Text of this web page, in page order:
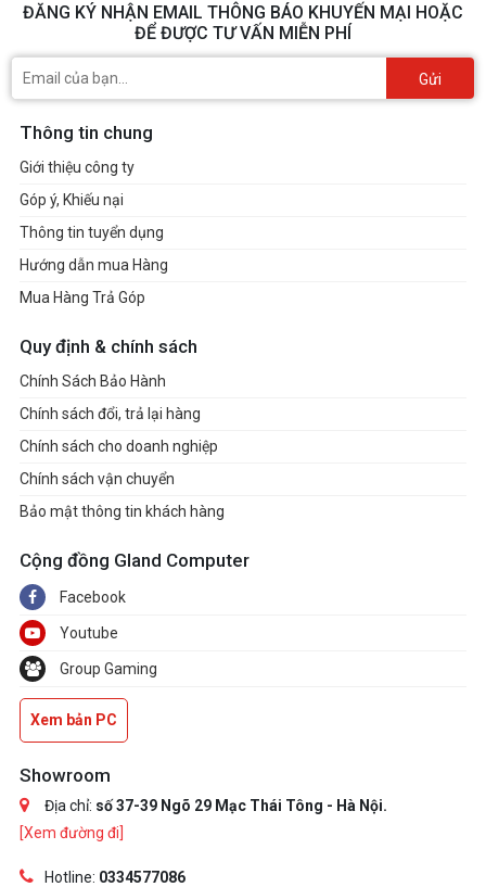
ĐĂNG KÝ NHẬN EMAIL THÔNG BÁO KHUYẾN MẠI HOẶC
ĐỂ ĐƯỢC TƯ VẤN MIỄN PHÍ
Gửi
Thông tin chung
Giới thiệu công ty
Góp ý, Khiếu nại
Thông tin tuyển dụng
Hướng dẫn mua Hàng
Mua Hàng Trả Góp
Quy định & chính sách
Chính Sách Bảo Hành
Chính sách đổi, trả lại hàng
Chính sách cho doanh nghiệp
Chính sách vận chuyển
Bảo mật thông tin khách hàng
Cộng đồng Gland Computer
Facebook
Youtube
Group Gaming
Xem bản PC
Showroom
Địa chỉ: số 37-39 Ngõ 29 Mạc Thái Tông - Hà Nội.
[Xem đường đi]
Hotline: 0334577086